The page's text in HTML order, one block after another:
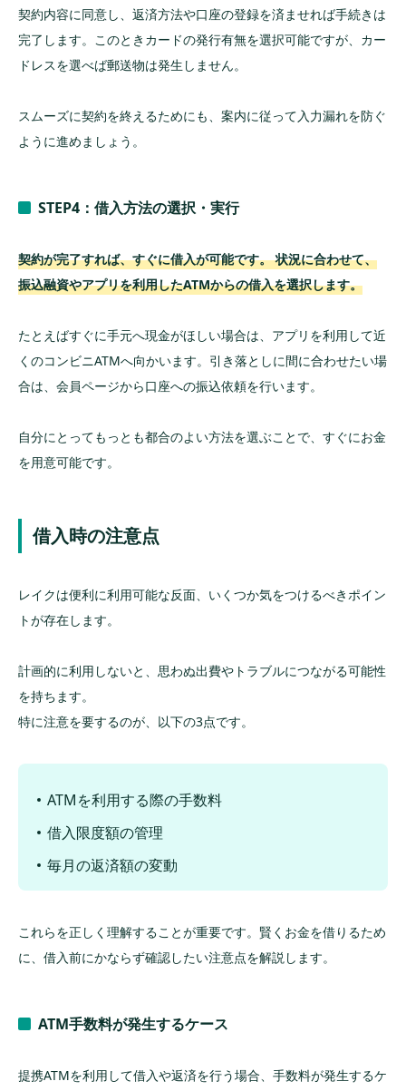
契約内容に同意し、返済方法や口座の登録を済ませれば手続きは
完了します。このときカードの発行有無を選択可能ですが、カー
ドレスを選べば郵送物は発生しません。
スムーズに契約を終えるためにも、案内に従って入力漏れを防ぐ
ように進めましょう。
STEP4：借入方法の選択・実行
契約が完了すれば、すぐに借入が可能です。 状況に合わせて、
振込融資やアプリを利用したATMからの借入を選択します。
たとえばすぐに手元へ現金がほしい場合は、アプリを利用して近
くのコンビニATMへ向かいます。引き落としに間に合わせたい場
合は、会員ページから口座への振込依頼を行います。
自分にとってもっとも都合のよい方法を選ぶことで、すぐにお金
を用意可能です。
借入時の注意点
レイクは便利に利用可能な反面、いくつか気をつけるべきポイン
トが存在します。
計画的に利用しないと、思わぬ出費やトラブルにつながる可能性
を持ちます。
特に注意を要するのが、以下の3点です。
ATMを利用する際の手数料
借入限度額の管理
毎月の返済額の変動
これらを正しく理解することが重要です。賢くお金を借りるため
に、借入前にかならず確認したい注意点を解説します。
ATM手数料が発生するケース
提携ATMを利用して借入や返済を行う場合、手数料が発生するケ